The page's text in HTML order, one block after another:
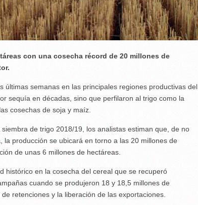
con una cosecha récord de 20 millones de
últimas semanas en las principales regiones productivas del
sequía en décadas, sino que perfilaron al trigo como la
cosechas de soja y maíz.
de trigo 2018/19, los analistas estiman que, de no
la producción se ubicará en torno a las 20 millones de
de unas 6 millones de hectáreas.
histórico en la cosecha del cereal que se recuperó
cuando se produjeron 18 y 18,5 millones de
retenciones y la liberación de las exportaciones.